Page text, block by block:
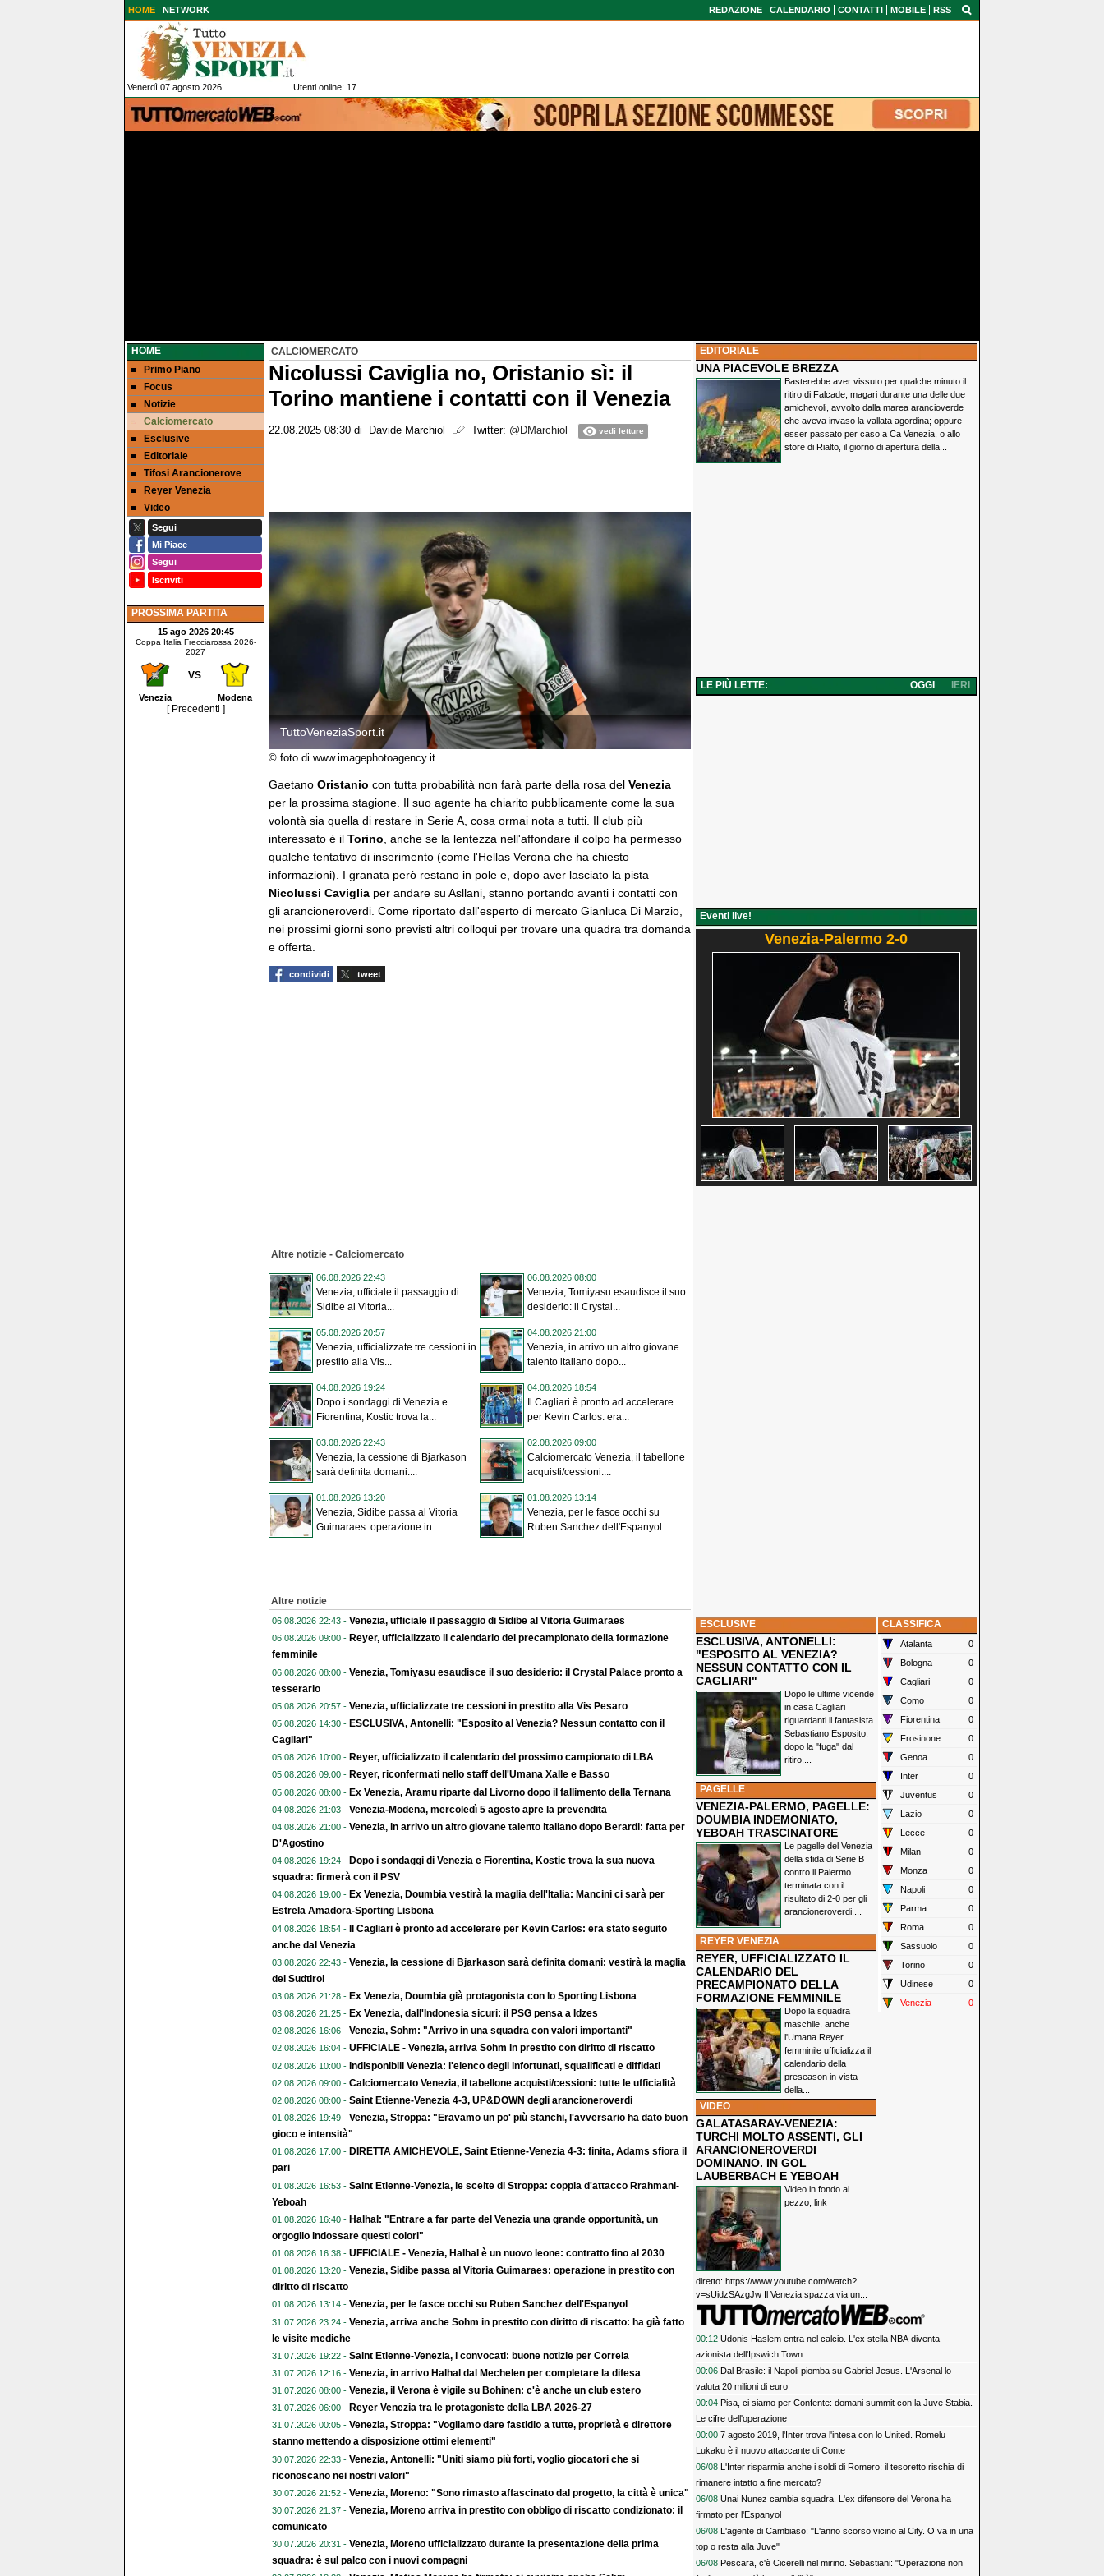
HOME NETWORK REDAZIONE CALENDARIO CONTATTI MOBILE RSS
Venerdì 07 agosto 2026 Utenti online: 17
HOME
Primo Piano
Focus
Notizie
Calciomercato
Esclusive
Editoriale
Tifosi Arancionerove
Reyer Venezia
Video
Segui
Mi Piace
Segui
Iscriviti
PROSSIMA PARTITA
15 ago 2026 20:45
Coppa Italia Frecciarossa 2026-
2027
VS
Venezia Modena
[ Precedenti ]
CALCIOMERCATO
Nicolussi Caviglia no, Oristanio sì: il
Torino mantiene i contatti con il Venezia
22.08.2025 08:30 di Davide Marchiol Twitter: @DMarchiol vedi letture
TuttoVeneziaSport.it
© foto di www.imagephotoagency.it
Gaetano Oristanio con tutta probabilità non farà parte della rosa del Venezia
per la prossima stagione. Il suo agente ha chiarito pubblicamente come la sua
volontà sia quella di restare in Serie A, cosa ormai nota a tutti. Il club più
interessato è il Torino , anche se la lentezza nell'affondare il colpo ha permesso
qualche tentativo di inserimento (come l'Hellas Verona che ha chiesto
informazioni). I granata però restano in pole e, dopo aver lasciato la pista
Nicolussi Caviglia per andare su Asllani, stanno portando avanti i contatti con
gli arancioneroverdi. Come riportato dall'esperto di mercato Gianluca Di Marzio,
nei prossimi giorni sono previsti altri colloqui per trovare una quadra tra domanda
e offerta.
condividi tweet
Altre notizie - Calciomercato
06.08.2026 22:43
Venezia, ufficiale il passaggio di
Sidibe al Vitoria...
06.08.2026 08:00
Venezia, Tomiyasu esaudisce il suo
desiderio: il Crystal...
05.08.2026 20:57
Venezia, ufficializzate tre cessioni in
prestito alla Vis...
04.08.2026 21:00
Venezia, in arrivo un altro giovane
talento italiano dopo...
04.08.2026 19:24
Dopo i sondaggi di Venezia e
Fiorentina, Kostic trova la...
04.08.2026 18:54
Il Cagliari è pronto ad accelerare
per Kevin Carlos: era...
03.08.2026 22:43
Venezia, la cessione di Bjarkason
sarà definita domani:...
02.08.2026 09:00
Calciomercato Venezia, il tabellone
acquisti/cessioni:...
01.08.2026 13:20
Venezia, Sidibe passa al Vitoria
Guimaraes: operazione in...
01.08.2026 13:14
Venezia, per le fasce occhi su
Ruben Sanchez dell'Espanyol
Altre notizie
06.08.2026 22:43 - Venezia, ufficiale il passaggio di Sidibe al Vitoria Guimaraes
06.08.2026 09:00 - Reyer, ufficializzato il calendario del precampionato della formazione
femminile
06.08.2026 08:00 - Venezia, Tomiyasu esaudisce il suo desiderio: il Crystal Palace pronto a
tesserarlo
05.08.2026 20:57 - Venezia, ufficializzate tre cessioni in prestito alla Vis Pesaro
05.08.2026 14:30 - ESCLUSIVA, Antonelli: "Esposito al Venezia? Nessun contatto con il
Cagliari"
05.08.2026 10:00 - Reyer, ufficializzato il calendario del prossimo campionato di LBA
05.08.2026 09:00 - Reyer, riconfermati nello staff dell'Umana Xalle e Basso
05.08.2026 08:00 - Ex Venezia, Aramu riparte dal Livorno dopo il fallimento della Ternana
04.08.2026 21:03 - Venezia-Modena, mercoledì 5 agosto apre la prevendita
04.08.2026 21:00 - Venezia, in arrivo un altro giovane talento italiano dopo Berardi: fatta per
D'Agostino
04.08.2026 19:24 - Dopo i sondaggi di Venezia e Fiorentina, Kostic trova la sua nuova
squadra: firmerà con il PSV
04.08.2026 19:00 - Ex Venezia, Doumbia vestirà la maglia dell'Italia: Mancini ci sarà per
Estrela Amadora-Sporting Lisbona
04.08.2026 18:54 - Il Cagliari è pronto ad accelerare per Kevin Carlos: era stato seguito
anche dal Venezia
03.08.2026 22:43 - Venezia, la cessione di Bjarkason sarà definita domani: vestirà la maglia
del Sudtirol
03.08.2026 21:28 - Ex Venezia, Doumbia già protagonista con lo Sporting Lisbona
03.08.2026 21:25 - Ex Venezia, dall'Indonesia sicuri: il PSG pensa a Idzes
02.08.2026 16:06 - Venezia, Sohm: "Arrivo in una squadra con valori importanti"
02.08.2026 16:04 - UFFICIALE - Venezia, arriva Sohm in prestito con diritto di riscatto
02.08.2026 10:00 - Indisponibili Venezia: l'elenco degli infortunati, squalificati e diffidati
02.08.2026 09:00 - Calciomercato Venezia, il tabellone acquisti/cessioni: tutte le ufficialità
02.08.2026 08:00 - Saint Etienne-Venezia 4-3, UP&DOWN degli arancioneroverdi
01.08.2026 19:49 - Venezia, Stroppa: "Eravamo un po' più stanchi, l'avversario ha dato buon
gioco e intensità"
01.08.2026 17:00 - DIRETTA AMICHEVOLE, Saint Etienne-Venezia 4-3: finita, Adams sfiora il
pari
01.08.2026 16:53 - Saint Etienne-Venezia, le scelte di Stroppa: coppia d'attacco Rrahmani-
Yeboah
01.08.2026 16:40 - Halhal: "Entrare a far parte del Venezia una grande opportunità, un
orgoglio indossare questi colori"
01.08.2026 16:38 - UFFICIALE - Venezia, Halhal è un nuovo leone: contratto fino al 2030
01.08.2026 13:20 - Venezia, Sidibe passa al Vitoria Guimaraes: operazione in prestito con
diritto di riscatto
01.08.2026 13:14 - Venezia, per le fasce occhi su Ruben Sanchez dell'Espanyol
31.07.2026 23:24 - Venezia, arriva anche Sohm in prestito con diritto di riscatto: ha già fatto
le visite mediche
31.07.2026 19:22 - Saint Etienne-Venezia, i convocati: buone notizie per Correia
31.07.2026 12:16 - Venezia, in arrivo Halhal dal Mechelen per completare la difesa
31.07.2026 08:00 - Venezia, il Verona è vigile su Bohinen: c'è anche un club estero
31.07.2026 06:00 - Reyer Venezia tra le protagoniste della LBA 2026-27
31.07.2026 00:05 - Venezia, Stroppa: "Vogliamo dare fastidio a tutte, proprietà e direttore
stanno mettendo a disposizione ottimi elementi"
30.07.2026 22:33 - Venezia, Antonelli: "Uniti siamo più forti, voglio giocatori che si
riconoscano nei nostri valori"
30.07.2026 21:52 - Venezia, Moreno: "Sono rimasto affascinato dal progetto, la città è unica"
30.07.2026 21:37 - Venezia, Moreno arriva in prestito con obbligo di riscatto condizionato: il
comunicato
30.07.2026 20:31 - Venezia, Moreno ufficializzato durante la presentazione della prima
squadra: è sul palco con i nuovi compagni
EDITORIALE
UNA PIACEVOLE BREZZA
Basterebbe aver vissuto per qualche minuto il
ritiro di Falcade, magari durante una delle due
amichevoli, avvolto dalla marea arancioverde
che aveva invaso la vallata agordina; oppure
esser passato per caso a Ca Venezia, o allo
store di Rialto, il giorno di apertura della...
LE PIÙ LETTE: IERI
OGGI
Eventi live!
Venezia-Palermo 2-0
ESCLUSIVE
ESCLUSIVA, ANTONELLI:
"ESPOSITO AL VENEZIA?
NESSUN CONTATTO CON IL
CAGLIARI"
Dopo le ultime vicende
in casa Cagliari
riguardanti il fantasista
Sebastiano Esposito,
dopo la "fuga" dal
ritiro,...
PAGELLE
VENEZIA-PALERMO, PAGELLE:
DOUMBIA INDEMONIATO,
YEBOAH TRASCINATORE
Le pagelle del Venezia
della sfida di Serie B
contro il Palermo
terminata con il
risultato di 2-0 per gli
arancioneroverdi....
REYER VENEZIA
REYER, UFFICIALIZZATO IL
CALENDARIO DEL
PRECAMPIONATO DELLA
FORMAZIONE FEMMINILE
Dopo la squadra
maschile, anche
l'Umana Reyer
femminile ufficializza il
calendario della
preseason in vista
della...
VIDEO
GALATASARAY-VENEZIA:
TURCHI MOLTO ASSENTI, GLI
ARANCIONEROVERDI
DOMINANO. IN GOL
LAUBERBACH E YEBOAH
Video in fondo al
pezzo, link
diretto: https://www.youtube.com/watch?
v=sUidzSAzgJw Il Venezia spazza via un...
CLASSIFICA
Atalanta
0
Bologna
0
Cagliari
0
Como
0
Fiorentina
0
Frosinone
0
Genoa
0
Inter
0
Juventus
0
Lazio
0
Lecce
0
Milan
0
Monza
0
Napoli
0
Parma
0
Roma
0
Sassuolo
0
Torino
0
Udinese
0
Venezia
0
00:12 Udonis Haslem entra nel calcio. L'ex stella NBA diventa
azionista dell'Ipswich Town
00:06 Dal Brasile: il Napoli piomba su Gabriel Jesus. L'Arsenal lo
valuta 20 milioni di euro
00:04 Pisa, ci siamo per Confente: domani summit con la Juve Stabia.
Le cifre dell'operazione
00:00 7 agosto 2019, l'Inter trova l'intesa con lo United. Romelu
Lukaku è il nuovo attaccante di Conte
06/08 L'Inter risparmia anche i soldi di Romero: il tesoretto rischia di
rimanere intatto a fine mercato?
06/08 Unai Nunez cambia squadra. L'ex difensore del Verona ha
firmato per l'Espanyol
06/08 L'agente di Cambiaso: "L'anno scorso vicino al City. O va in una
top o resta alla Juve"
06/08 Pescara, c'è Cicerelli nel mirino. Sebastiani: "Operazione non